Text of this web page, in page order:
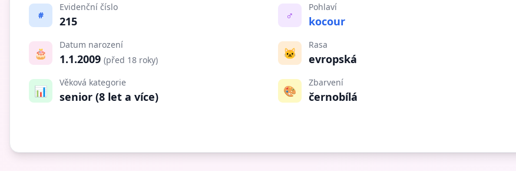
#
Evidenční číslo
215
🎂
Datum narození
1.1.2009 (před 18 roky)
📊
Věková kategorie
senior (8 let a více)
♂️
Pohlaví
kocour
🐱
Rasa
evropská
🎨
Zbarvení
černobílá